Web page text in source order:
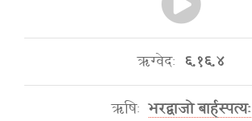
ऋग्वेदः ६.१६.४
ऋषिः भरद्वाजो बार्हस्पत्यः